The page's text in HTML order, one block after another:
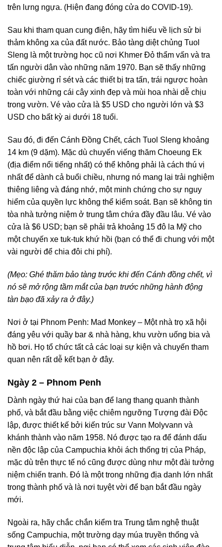
trên lưng ngựa. (Hiện đang đóng cửa do COVID-19).
Sau khi tham quan cung điện, hãy tìm hiểu về lịch sử bi
thảm không xa của đất nước. Bảo tàng diệt chủng Tuol
Sleng là một trường học cũ nơi Khmer Đỏ thẩm vấn và tra
tấn người dân vào những năm 1970. Bạn sẽ thấy những
chiếc giường rỉ sét và các thiết bị tra tấn, trái ngược hoàn
toàn với những cái cây xinh đẹp và mùi hoa nhài dễ chịu
trong vườn. Vé vào cửa là $5 USD cho người lớn và $3
USD cho bất kỳ ai dưới 18 tuổi.
Sau đó, đi đến Cánh Đồng Chết, cách Tuol Sleng khoảng
14 km (9 dặm). Mặc dù chuyến viếng thăm Choeung Ek
(địa điểm nổi tiếng nhất) có thể không phải là cách thú vị
nhất để dành cả buổi chiều, nhưng nó mang lại trải nghiệm
thiêng liêng và đáng nhớ, một minh chứng cho sự nguy
hiểm của quyền lực không thể kiểm soát. Bạn sẽ không tin
tòa nhà tưởng niệm ở trung tâm chứa đầy đầu lâu. Vé vào
cửa là $6 USD; bạn sẽ phải trả khoảng 15 đô la Mỹ cho
một chuyến xe tuk-tuk khứ hồi (bạn có thể đi chung với một
vài người để chia đôi chi phí).
(Mẹo: Ghé thăm bảo tàng trước khi đến Cánh đồng chết, vì
nó sẽ mở rộng tầm mắt của bạn trước những hành động
tàn bạo đã xảy ra ở đây.)
Nơi ở tại Phnom Penh: Mad Monkey – Một nhà trọ xã hội
đáng yêu với quầy bar & nhà hàng, khu vườn uống bia và
hồ bơi. Họ tổ chức tất cả các loại sự kiện và chuyến tham
quan nên rất dễ kết bạn ở đây.
Ngày 2 – Phnom Penh
Dành ngày thứ hai của bạn để lang thang quanh thành
phố, và bắt đầu bằng việc chiêm ngưỡng Tượng đài Độc
lập, được thiết kế bởi kiến trúc sư Vann Molyvann và
khánh thành vào năm 1958. Nó được tạo ra để đánh dấu
nền độc lập của Campuchia khỏi ách thống trị của Pháp,
mặc dù trên thực tế nó cũng được dùng như một đài tưởng
niệm chiến tranh. Đó là một trong những địa danh lớn nhất
trong thành phố và là nơi tuyệt vời để bạn bắt đầu ngày
mới.
Ngoài ra, hãy chắc chắn kiểm tra Trung tâm nghệ thuật
sống Campuchia, một trường dạy múa truyền thống và